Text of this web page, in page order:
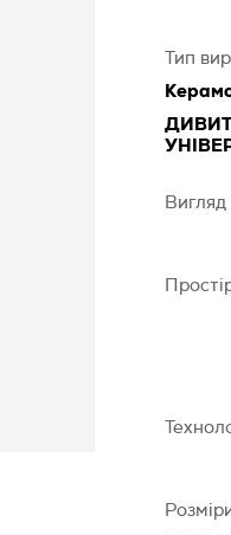
Тип
Вигляд